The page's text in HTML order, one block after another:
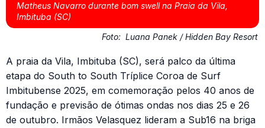
Matheus Navarro durante bom swell na Praia da Vila,
Imbituba (SC)
Foto: Luana Panek / Hidden Bay Resort
A praia da Vila, Imbituba (SC), será palco da última
etapa do South to South Tríplice Coroa de Surf
Imbitubense 2025, em comemoração pelos 40 anos de
fundação e previsão de ótimas ondas nos dias 25 e 26
de outubro. Irmãos Velasquez lideram a Sub16 na briga